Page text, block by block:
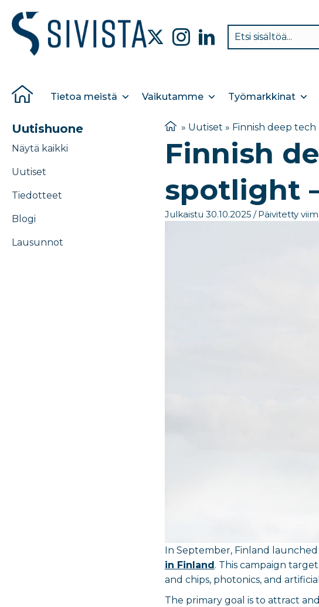
Tietoa meistä Vaikutamme Työmarkkinat
Uutishuone
Näytä kaikki
Uutiset
Tiedotteet
Blogi
Lausunnot
» Uutiset » Finnish deep
Finnish
spotlight
Julkaistu 30.10.2025 / Päivitetty
In September, Finland
in Finland . This campaign
and chips, photonics, and
The primary goal is to attract